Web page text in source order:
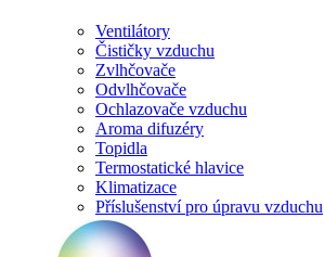
Ventilátory
Čističky vzduchu
Zvlhčovače
Odvlhčovače
Ochlazovače vzduchu
Aroma difuzéry
Topidla
Termostatické hlavice
Klimatizace
Příslušenství pro úpravu vzduchu